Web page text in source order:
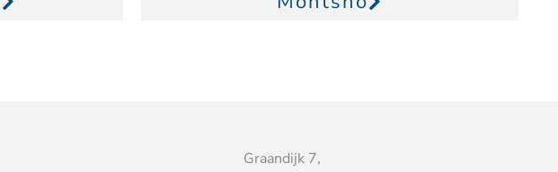
Graandijk 7,